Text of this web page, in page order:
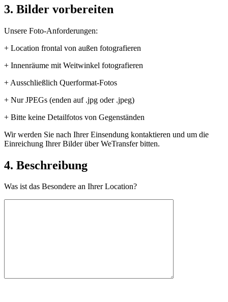
3. Bilder vorbereiten
Unsere Foto-Anforderungen:
+ Location frontal von außen fotografieren
+ Innenräume mit Weitwinkel fotografieren
+ Ausschließlich Querformat-Fotos
+ Nur JPEGs (enden auf .jpg oder .jpeg)
+ Bitte keine Detailfotos von Gegenständen
Wir werden Sie nach Ihrer Einsendung kontaktieren und um die
Einreichung Ihrer Bilder über WeTransfer bitten.
4. Beschreibung
Was ist das Besondere an Ihrer Location?